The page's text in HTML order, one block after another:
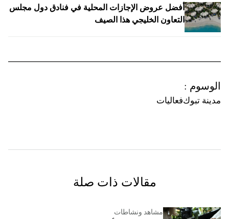
أفضل عروض الإجازات المحلية في فنادق دول مجلس
التعاون الخليجي هذا الصيف
الوسوم :
مدينة تبوكفعاليات
مقالات ذات صلة
مشاهد ونشاطات